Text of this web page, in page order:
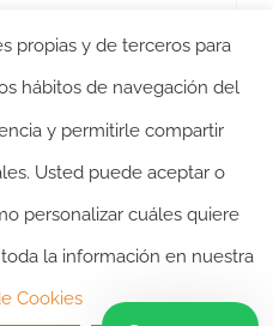
|
propias y de terceros para
hábitos de navegación del
y permitirle compartir
Usted puede aceptar o
personalizar cuáles quiere
la información en nuestra
Cookies